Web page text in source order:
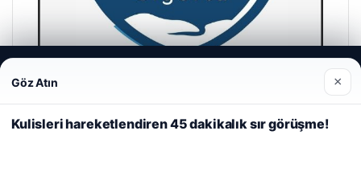
deneyiminizi kişiselleştirmek ve geliştirmek amacıyla çerezler
kullanıyoruz.Çerez Politikamız
Reddet Kabul Et
Göz Atın ×
Kulisleri hareketlendiren 45 dakikalık sır görüşme!